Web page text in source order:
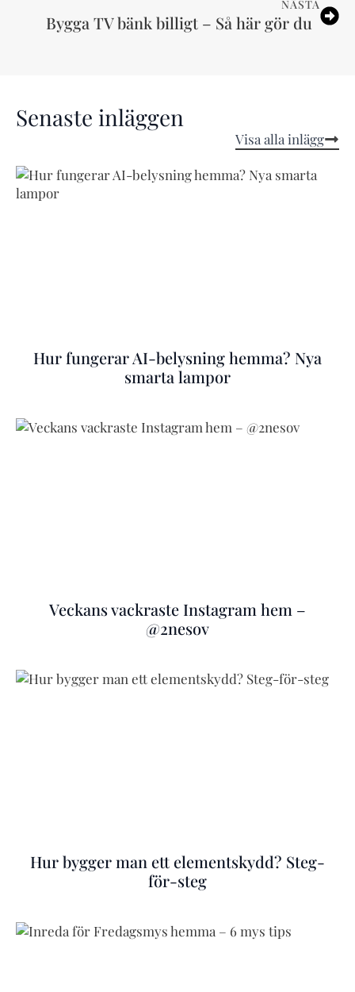
NÄSTA
Bygga TV bänk billigt – Så här gör du
Senaste inläggen
Visa alla inlägg
Hur fungerar AI-belysning hemma? Nya
smarta lampor
Veckans vackraste Instagram hem –
@2nesov
Hur bygger man ett elementskydd? Steg-
för-steg